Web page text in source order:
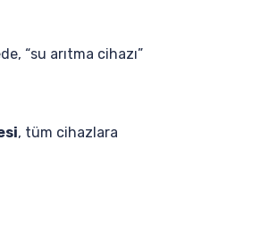
“su arıtma cihazı”
, tüm cihazlara